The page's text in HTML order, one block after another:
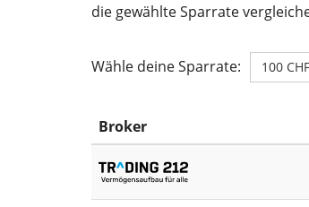
die gewählte Sparrate
Wähle deine Sparrate: 100 CHF
Broker